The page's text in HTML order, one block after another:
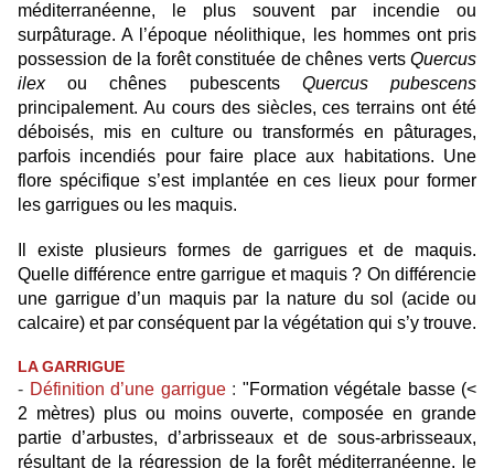
méditerranéenne, le plus souvent par incendie ou
surpâturage. A l’époque néolithique, les hommes ont pris
possession de la forêt constituée de chênes verts Quercus
ilexou chênes pubescents Quercus pubescens
principalement. Au cours des siècles, ces terrains ont été
déboisés, mis en culture ou transformés en pâturages,
parfois incendiés pour faire place aux habitations. Une
flore spécifique s’est implantée en ces lieux pour former
les garrigues ou les maquis.
Il existe plusieurs formes de garrigues et de maquis.
Quelle différence entre garrigue et maquis ? On différencie
une garrigue d’un maquis par la nature du sol (acide ou
calcaire) et par conséquent par la végétation qui s’y trouve.
LA GARRIGUE
- Définition d’une garrigue: "Formation végétale basse (<
2 mètres) plus ou moins ouverte, composée en grande
partie d’arbustes, d’arbrisseaux et de sous-arbrisseaux,
résultant de la régression de la forêt méditerranéenne, le